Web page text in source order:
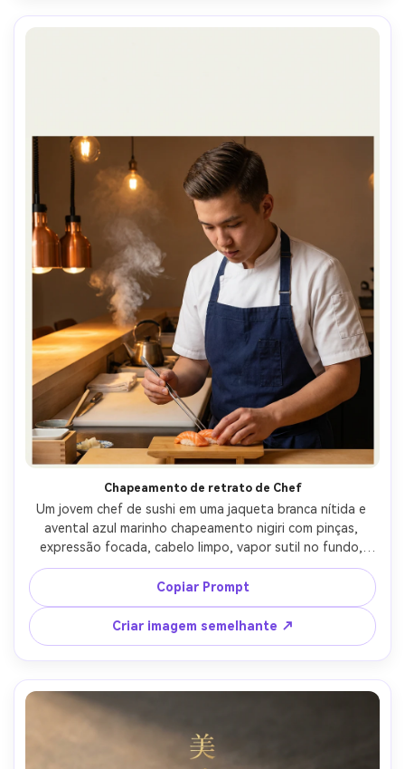
Chapeamento de retrato de Chef
Um jovem chef de sushi em uma jaqueta branca nítida e
avental azul marinho chapeamento nigiri com pinças,
expressão focada, cabelo limpo, vapor sutil no fundo,
layout de pôster com espaço negativo para o título,
dentro de um balcão de sushi moderno, práticas quentes
de tungstênio mais luz de chave macia, Leica SL2 50mm
f/1.4, moldura de retrato médio, humor artesanal
confiante, textura realista da pele, sombras naturais, alta
resolução, foco nítido-AR 4:5
Copiar Prompt
Criar imagem semelhante ↗